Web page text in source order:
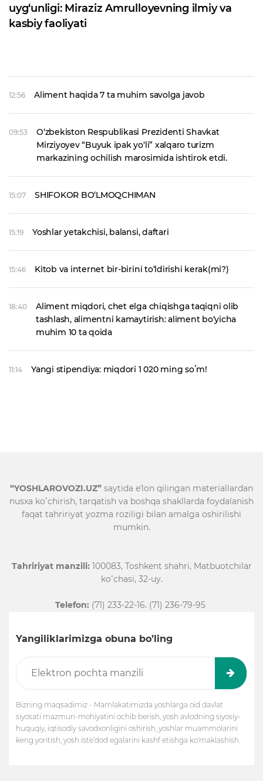
uyg‘unligi: Miraziz Amrulloyevning ilmiy va
kasbiy faoliyati
12:56 Aliment haqida 7 ta muhim savolga javob
09:53
O‘zbekiston Respublikasi Prezidenti Shavkat
Mirziyoyev “Buyuk ipak yo‘li” xalqaro turizm
markazining ochilish marosimida ishtirok etdi.
15:07 SHIFOKOR BO‘LMOQCHIMAN
15:19 Yoshlar yetakchisi, balansi, daftari
15:46 Kitob va internet bir-birini to‘ldirishi kerak(mi?)
18:40
Aliment miqdori, chet elga chiqishga taqiqni olib
tashlash, alimentni kamaytirish: aliment bo‘yicha
muhim 10 ta qoida
11:14 Yangi stipendiya: miqdori 1 020 ming soʻm!
“YOSHLAROVOZI.UZ” saytida eʼlon qilingan materiallardan
nusxa koʻchirish, tarqatish va boshqa shakllarda foydalanish
faqat tahririyat yozma roziligi bilan amalga oshirilishi
mumkin.
Tahririyat manzili: 100083, Toshkent shahri, Matbuotchilar
koʻchasi, 32-uy.
Telefon: (71) 233-22-16. (71) 236-79-95
Yangiliklarimizga obuna bo’ling
Bizning maqsadimiz - Mamlakatimizda yoshlarga oid davlat
siyosati mazmun-mohiyatini ochib berish, yosh avlodning siyosiy-
huquqiy, iqtisodiy savodxonligini oshirish, yoshlar muammolarini
keng yoritish, yosh iste’dod egalarini kashf etishga ko‘maklashish.